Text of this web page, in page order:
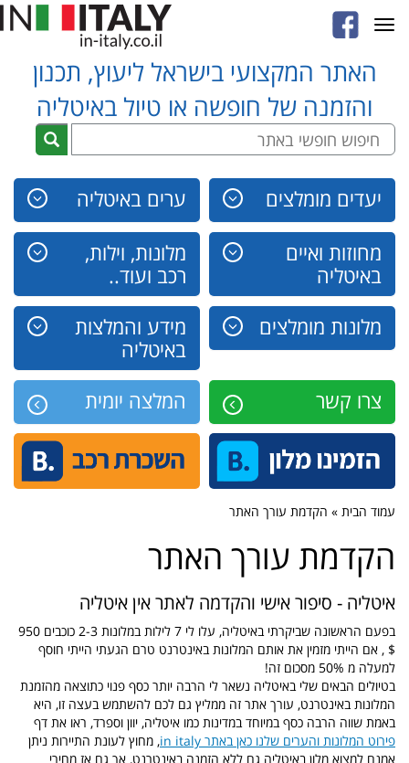
האתר המקצועי בישראל ליעוץ, תכנון
והזמנה של חופשה או טיול באיטליה
יעדים מומלצים ערים באיטליה
מחוזות ואיים
באיטליה
מלונות, וילות,
רכב ועוד..
מלונות מומלצים
מידע והמלצות
באיטליה
צרו קשר
המלצה יומית
Toggle
navigation
עמוד הבית » הקדמת עורך האתר
הקדמת עורך האתר
איטליה - סיפור אישי והקדמה לאתר אין איטליה
בפעם הראשונה שביקרתי באיטליה, עלו לי 7 לילות במלונות 2-3 כוכבים 950
$ , אם הייתי מזמין את אותם המלונות באינטרנט טרם הגעתי הייתי חוסף
למעלה מ 50% מסכום זה!
בטיולים הבאים שלי באיטליה נשאר לי הרבה יותר כסף פנוי כתוצאה מהזמנת
המלונות באינטרנט, עורך אתר זה ממליץ גם לכם להשתמש בעצה זו, היא
באמת שווה הרבה כסף במיוחד במדינות כמו איטליה, יוון וספרד, ראו את דף
פירוט המלונות והערים שלנו כאן באתר in italy
, מחוץ לעונת התיירות ניתן
אמנם למצוא מלון באיטליה גם ללא הזמנה באינטרנט, אך גם אז מחירי